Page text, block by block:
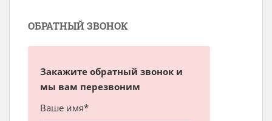
ОБРАТНЫЙ ЗВОНОК
Закажите обратный звонок и
мы вам перезвоним
Ваше имя*